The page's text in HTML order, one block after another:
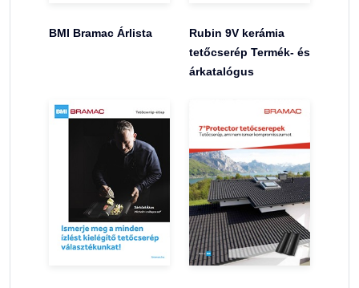
BMI Bramac Árlista
Rubin 9V kerámia
tetőcserép Termék- és
árkatalógus